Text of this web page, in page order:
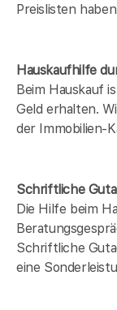
Preislisten
Hauskaufhilfe
Beim Hauskauf
Geld erhalten.
der Immobilien-
Schriftliche
Die Hilfe beim
Schriftliche
eine